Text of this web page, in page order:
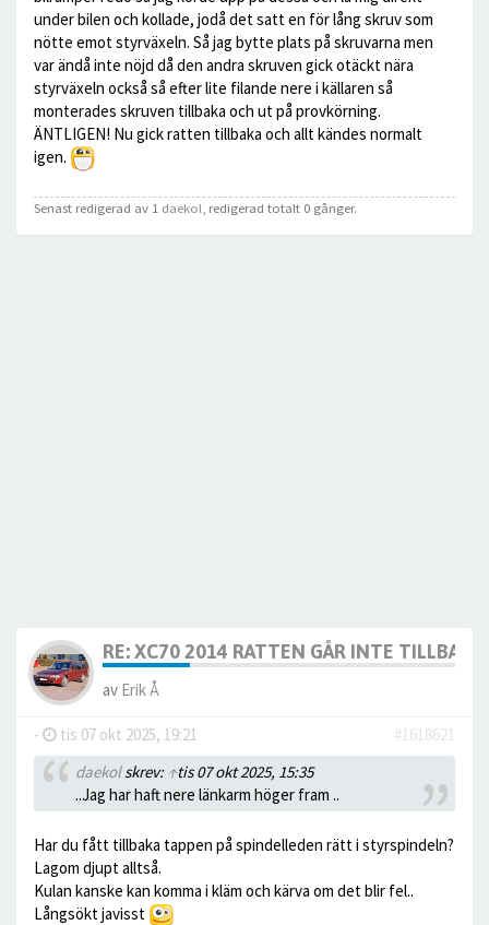
under bilen och kollade, jodå det satt en för lång skruv som
nötte emot styrväxeln. Så jag bytte plats på skruvarna men
var ändå inte nöjd då den andra skruven gick otäckt nära
styrväxeln också så efter lite filande nere i källaren så
monterades skruven tillbaka och ut på provkörning.
ÄNTLIGEN! Nu gick ratten tillbaka och allt kändes normalt
igen.
Senast redigerad av 1 daekol , redigerad totalt 0 gånger.
RE: XC70 2014 RATTEN GÅR INTE TILLBAKA
av Erik Å
- tis 07 okt 2025, 19:21
#1618621
daekolskrev: ↑tis 07 okt 2025, 15:35
..Jag har haft nere länkarm höger fram ..
Har du fått tillbaka tappen på spindelleden rätt i styrspindeln?
Lagom djupt alltså.
Kulan kanske kan komma i kläm och kärva om det blir fel..
Långsökt javisst